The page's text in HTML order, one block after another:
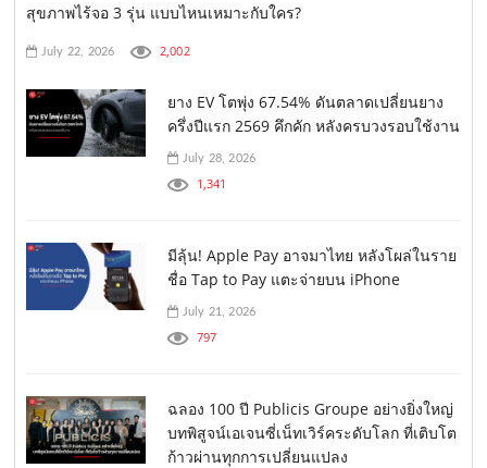
สุขภาพไร้จอ 3 รุ่น แบบไหนเหมาะกับใคร?
July 22, 2026 2,002
ยาง EV โตพุ่ง 67.54% ดันตลาดเปลี่ยนยาง
ครึ่งปีแรก 2569 คึกคัก หลังครบวงรอบใช้งาน
July 28, 2026
1,341
มีลุ้น! Apple Pay อาจมาไทย หลังโผล่ในราย
ชื่อ Tap to Pay แตะจ่ายบน iPhone
July 21, 2026
797
ฉลอง 100 ปี Publicis Groupe อย่างยิ่งใหญ่
บทพิสูจน์เอเจนซี่เน็ทเวิร์คระดับโลก ที่เติบโต
ก้าวผ่านทุกการเปลี่ยนแปลง